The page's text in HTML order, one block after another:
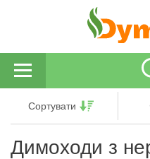
Димоходи з
Сортувати